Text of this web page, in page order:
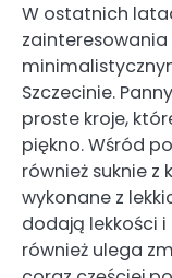
W ostatnich
Szczecinie.
proste kroje,
piękno. Wśród
również suknie
wykonane z
dodają lekkości i
również ulega